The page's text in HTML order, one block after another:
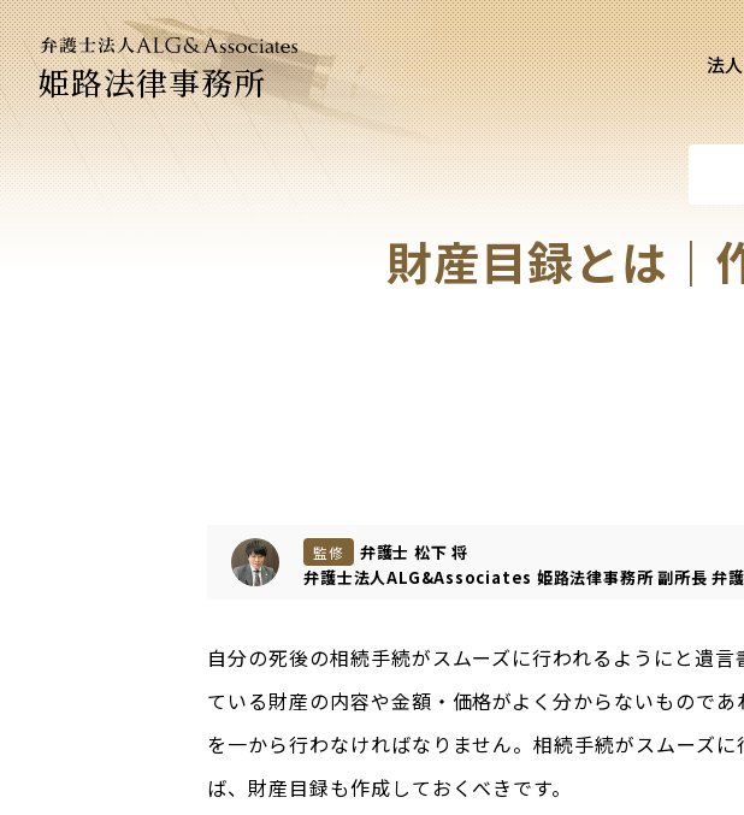
姫路法律事務所 法
法人のお客様ご相談個人のお客様ご
離婚問題
財産目録とは｜
監修
弁護士 松下 将
弁護士法人ALG&Associates 姫路法律事務所副所長 弁
自分の死後の相続手続がスムーズに行われるようにと遺
ている財産の内容や金額・価格がよく分からないもので
を一から行わなければなりません。相続手続がスムーズ
ば、財産目録も作成しておくべきです。